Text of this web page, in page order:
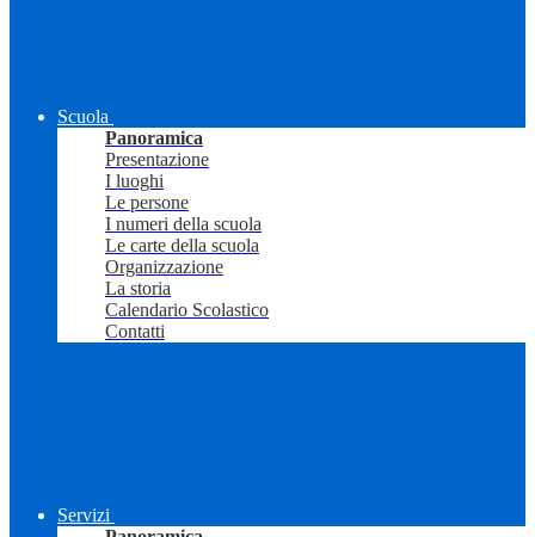
Scuola
Panoramica
Presentazione
I luoghi
Le persone
I numeri della scuola
Le carte della scuola
Organizzazione
La storia
Calendario Scolastico
Contatti
Servizi